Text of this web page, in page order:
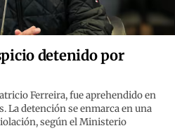
detenido por
Ferreira, fue aprehendido en
La detención se enmarca en una
según el Ministerio